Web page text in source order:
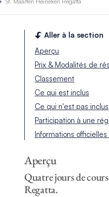
Aller à la section
Aperçu
Prix & Modalités de
Classement
Ce qui est inclus
Ce qui n'est pas inclus
Participation à une
Informations
Aperçu
Quatre jours de
Regatta.